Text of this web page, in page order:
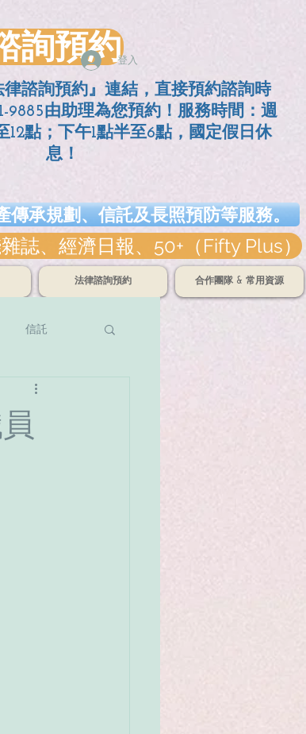
詢預約登入
諮詢預約』連結，直接預約諮詢時
9885由助理為您預約！服務時間：週
12點；
下午1點半至6點，國定假日休
息！
承規劃、信託及長照預防等服務。
誌、經濟日報、50+（Fifty Plus）
法律諮詢預約 合作團隊 & 常用資源
信託